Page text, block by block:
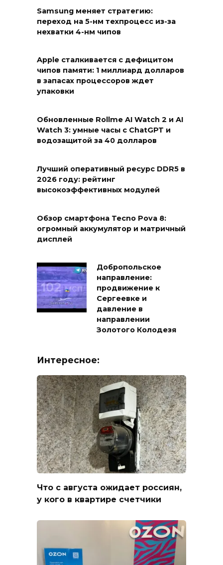
Samsung меняет стратегию:
переход на 5-нм техпроцесс из-за
нехватки 4-нм чипов
Apple сталкивается с дефицитом
чипов памяти: 1 миллиард долларов
в запасах процессоров ждет
упаковки
Обновленные Rollme AI Watch 2 и AI
Watch 3: умные часы с ChatGPT и
водозащитой за 40 долларов
Лучший оперативный ресурс DDR5 в
2026 году: рейтинг
высокоэффективных модулей
Обзор смартфона Tecno Pova 8:
огромный аккумулятор и матричный
дисплей
Добропольское
направление:
продвижение к
Сергеевке и
давление в
направлении
Золотого Колодезя
Интересное:
Что с августа ожидает россиян,
у кого в квартире счетчики